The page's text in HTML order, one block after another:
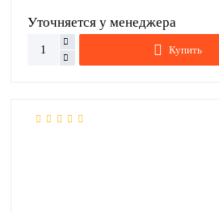
Уточняется у менеджера
Купить